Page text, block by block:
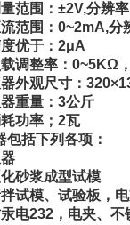
量范围：±2V,分辨
流范围：0~2mA,分
度优于：2μA
载调整率：0~5KΩ
器外观尺寸：
器重量：3公斤
耗功率；2瓦
包括下列各项：
）仪
硬化砂浆成
拌试模、试验板
汞电232，电夹、